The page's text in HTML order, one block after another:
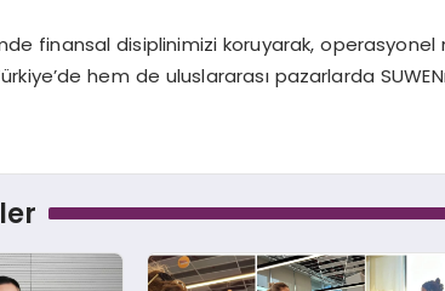
finansal disiplinimizi koruyarak,
hem de uluslararası pazarlarda SUWEN